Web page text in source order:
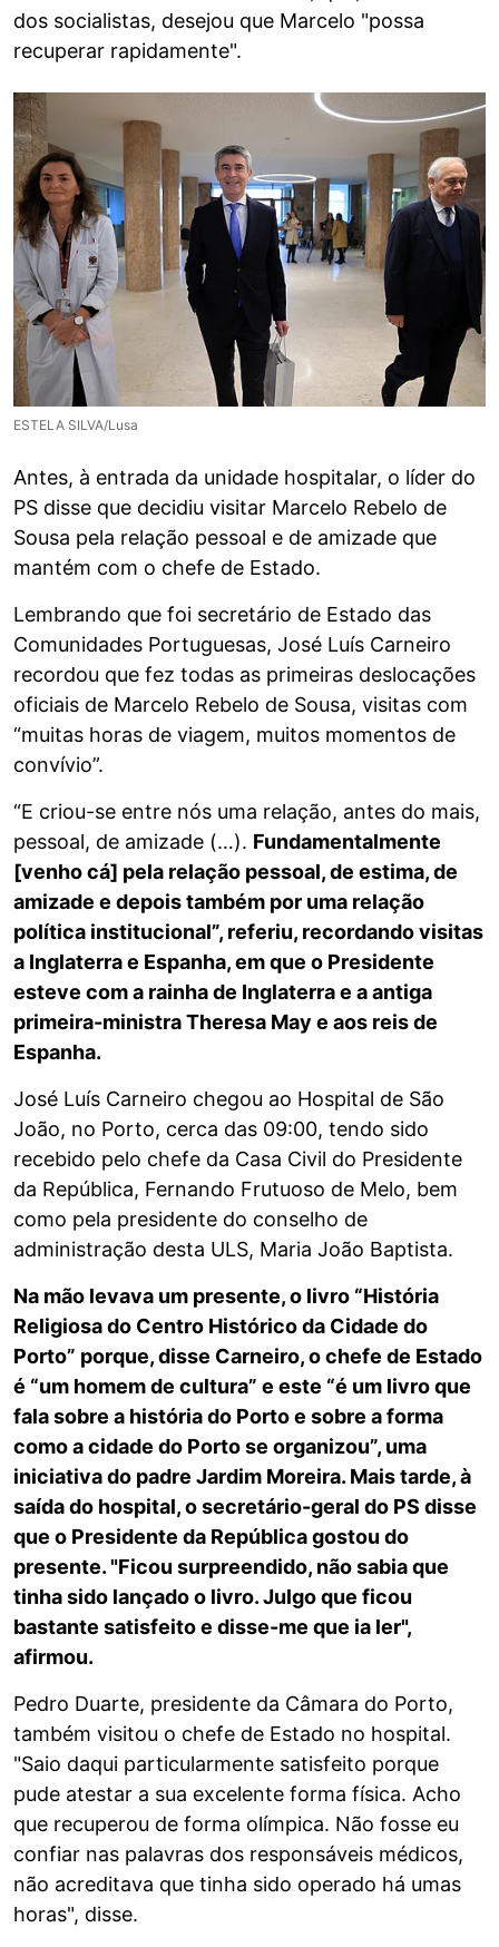
dos socialistas, desejou que Marcelo "possa
recuperar rapidamente".
ESTELA SILVA/Lusa
Antes, à entrada da unidade hospitalar, o líder do
PS disse que decidiu visitar Marcelo Rebelo de
Sousa pela relação pessoal e de amizade que
mantém com o chefe de Estado.
Lembrando que foi secretário de Estado das
Comunidades Portuguesas, José Luís Carneiro
recordou que fez todas as primeiras deslocações
oficiais de Marcelo Rebelo de Sousa, visitas com
“muitas horas de viagem, muitos momentos de
convívio”.
“E criou-se entre nós uma relação, antes do mais,
pessoal, de amizade (…). Fundamentalmente
[venho cá] pela relação pessoal, de estima, de
amizade e depois também por uma relação
política institucional”, referiu, recordando visitas
a Inglaterra e Espanha, em que o Presidente
esteve com a rainha de Inglaterra e a antiga
primeira-ministra Theresa May e aos reis de
Espanha.
José Luís Carneiro chegou ao Hospital de São
João, no Porto, cerca das 09:00, tendo sido
recebido pelo chefe da Casa Civil do Presidente
da República, Fernando Frutuoso de Melo, bem
como pela presidente do conselho de
administração desta ULS, Maria João Baptista.
Na mão levava um presente, o livro “História
Religiosa do Centro Histórico da Cidade do
Porto” porque, disse Carneiro, o chefe de Estado
é “um homem de cultura” e este “é um livro que
fala sobre a história do Porto e sobre a forma
como a cidade do Porto se organizou”, uma
iniciativa do padre Jardim Moreira. Mais tarde, à
saída do hospital, o secretário-geral do PS disse
que o Presidente da República gostou do
presente. "Ficou surpreendido, não sabia que
tinha sido lançado o livro. Julgo que ficou
bastante satisfeito e disse-me que ia ler",
afirmou.
Pedro Duarte, presidente da Câmara do Porto,
também visitou o chefe de Estado no hospital.
"Saio daqui particularmente satisfeito porque
pude atestar a sua excelente forma física. Acho
que recuperou de forma olímpica. Não fosse eu
confiar nas palavras dos responsáveis médicos,
não acreditava que tinha sido operado há umas
horas", disse.